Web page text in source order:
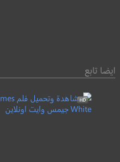
ايضا تابع